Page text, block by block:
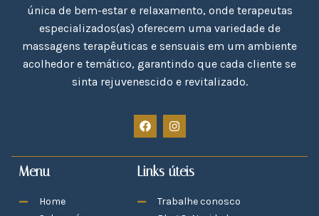
única de bem-estar e relaxamento, onde terapeutas
especializados(as) oferecem uma variedade de
massagens terapêuticas e sensuais em um ambiente
acolhedor e temático, garantindo que cada cliente se
sinta rejuvenescido e revitalizado.
Menu
Home
Links úteis
Trabalhe conosco